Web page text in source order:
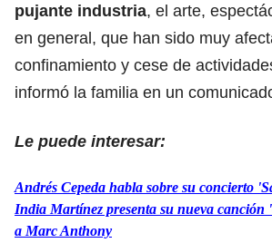
pujante industria, el arte,
en general, que han sido muy
confinamiento y cese de
informó la familia en un
Le puede interesar:
Andrés Cepeda habla sobre su concierto
India Martínez presenta su nueva canción
a Marc Anthony